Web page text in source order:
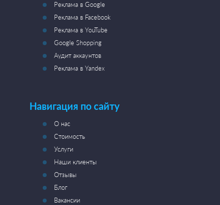
Реклама в Google
Реклама в Facebook
Реклама в YouTube
Google Shopping
Аудит аккаунтов
Реклама в Yandex
Навигация по сайту
О нас
Стоимость
Услуги
Наши клиенты
Отзывы
Блог
Вакансии